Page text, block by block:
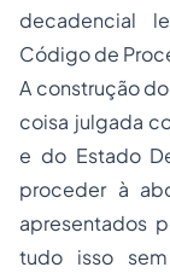
decadencial
Código de
A construção
coisa julgada
e do Estado
proceder à
apresentados
tudo isso